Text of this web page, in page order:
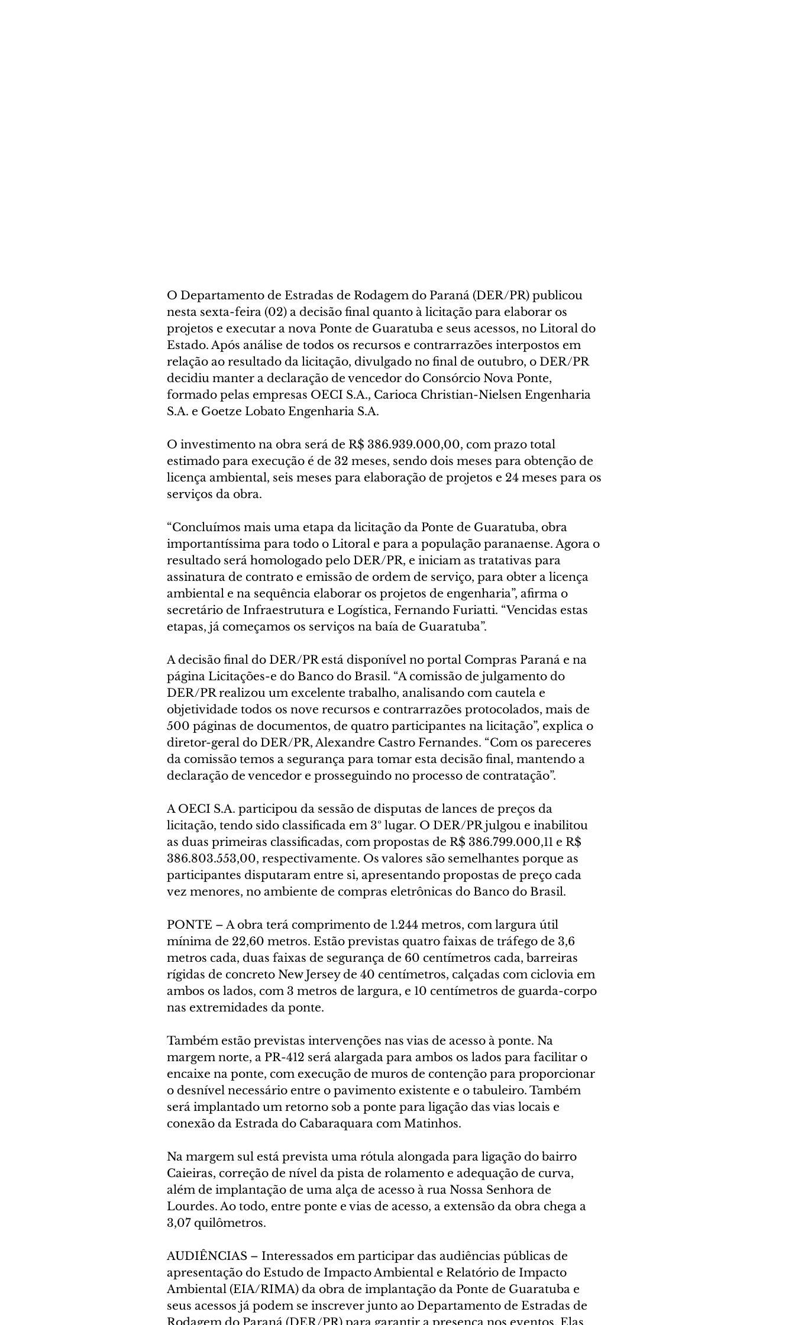
O Departamento de Estradas de Rodagem do Paraná (DER/PR) publicou
nesta sexta-feira (02) a decisão final quanto à licitação para elaborar os
projetos e executar a nova Ponte de Guaratuba e seus acessos, no Litoral do
Estado. Após análise de todos os recursos e contrarrazões interpostos em
relação ao resultado da licitação, divulgado no final de outubro, o DER/PR
decidiu manter a declaração de vencedor do Consórcio Nova Ponte,
formado pelas empresas OECI S.A., Carioca Christian-Nielsen Engenharia
S.A. e Goetze Lobato Engenharia S.A.
O investimento na obra será de R$ 386.939.000,00, com prazo total
estimado para execução é de 32 meses, sendo dois meses para obtenção de
licença ambiental, seis meses para elaboração de projetos e 24 meses para os
serviços da obra.
“Concluímos mais uma etapa da licitação da Ponte de Guaratuba, obra
importantíssima para todo o Litoral e para a população paranaense. Agora o
resultado será homologado pelo DER/PR, e iniciam as tratativas para
assinatura de contrato e emissão de ordem de serviço, para obter a licença
ambiental e na sequência elaborar os projetos de engenharia”, afirma o
secretário de Infraestrutura e Logística, Fernando Furiatti. “Vencidas estas
etapas, já começamos os serviços na baía de Guaratuba”.
A decisão final do DER/PR está disponível no portal Compras Paraná e na
página Licitações-e do Banco do Brasil. “A comissão de julgamento do
DER/PR realizou um excelente trabalho, analisando com cautela e
objetividade todos os nove recursos e contrarrazões protocolados, mais de
500 páginas de documentos, de quatro participantes na licitação”, explica o
diretor-geral do DER/PR, Alexandre Castro Fernandes. “Com os pareceres
da comissão temos a segurança para tomar esta decisão final, mantendo a
declaração de vencedor e prosseguindo no processo de contratação”.
A OECI S.A. participou da sessão de disputas de lances de preços da
licitação, tendo sido classificada em 3º lugar. O DER/PR julgou e inabilitou
as duas primeiras classificadas, com propostas de R$ 386.799.000,11 e R$
386.803.553,00, respectivamente. Os valores são semelhantes porque as
participantes disputaram entre si, apresentando propostas de preço cada
vez menores, no ambiente de compras eletrônicas do Banco do Brasil.
PONTE – A obra terá comprimento de 1.244 metros, com largura útil
mínima de 22,60 metros. Estão previstas quatro faixas de tráfego de 3,6
metros cada, duas faixas de segurança de 60 centímetros cada, barreiras
rígidas de concreto New Jersey de 40 centímetros, calçadas com ciclovia em
ambos os lados, com 3 metros de largura, e 10 centímetros de guarda-corpo
nas extremidades da ponte.
Também estão previstas intervenções nas vias de acesso à ponte. Na
margem norte, a PR-412 será alargada para ambos os lados para facilitar o
encaixe na ponte, com execução de muros de contenção para proporcionar
o desnível necessário entre o pavimento existente e o tabuleiro. Também
será implantado um retorno sob a ponte para ligação das vias locais e
conexão da Estrada do Cabaraquara com Matinhos.
Na margem sul está prevista uma rótula alongada para ligação do bairro
Caieiras, correção de nível da pista de rolamento e adequação de curva,
além de implantação de uma alça de acesso à rua Nossa Senhora de
Lourdes. Ao todo, entre ponte e vias de acesso, a extensão da obra chega a
3,07 quilômetros.
AUDIÊNCIAS – Interessados em participar das audiências públicas de
apresentação do Estudo de Impacto Ambiental e Relatório de Impacto
Ambiental (EIA/RIMA) da obra de implantação da Ponte de Guaratuba e
seus acessos já podem se inscrever junto ao Departamento de Estradas de